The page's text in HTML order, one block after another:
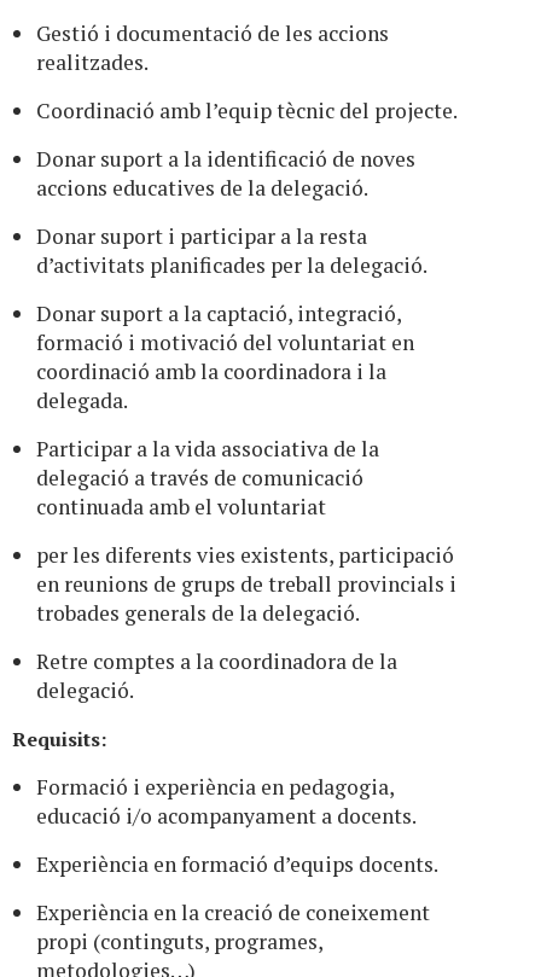
Gestió i documentació de les accions
realitzades.
Coordinació amb l’equip tècnic del projecte.
Donar suport a la identificació de noves
accions educatives de la delegació.
Donar suport i participar a la resta
d’activitats planificades per la delegació.
Donar suport a la captació, integració,
formació i motivació del voluntariat en
coordinació amb la coordinadora i la
delegada.
Participar a la vida associativa de la
delegació a través de comunicació
continuada amb el voluntariat
per les diferents vies existents, participació
en reunions de grups de treball provincials i
trobades generals de la delegació.
Retre comptes a la coordinadora de la
delegació.
Requisits:
Formació i experiència en pedagogia,
educació i/o acompanyament a docents.
Experiència en formació d’equips docents.
Experiència en la creació de coneixement
propi (continguts, programes,
metodologies…)